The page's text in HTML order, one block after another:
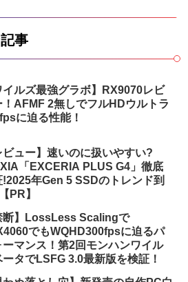
事
イルズ最強グラボ】RX9070レビ
！AFMF 2無しでフルHDウルトラ
に迫る性能！
ビュー】速いのに扱いやすい?
「EXCERIA PLUS G4」徹底
!2025年Gen 5 SSDのトレンド到
PR】
断】LossLess Scalingで
でもWQHD300fpsに迫るパ
ーマンス！第2回モンハンワイル
ータでLSFG 3.0最新版を検証！